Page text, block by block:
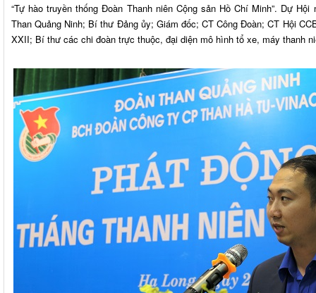
“Tự hào truyền thống Đoàn Thanh niên Cộng sản Hồ Chí Minh”. Dự
Than Quảng Ninh; Bí thư Đảng ủy; Giám đốc; CT Công Đoàn; CT Hội
XXII; Bí thư các chi đoàn trực thuộc, đại diện mô hình tổ xe, máy thanh